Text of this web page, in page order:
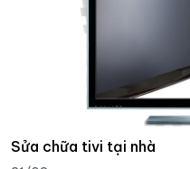
Sửa chữa tivi tại nhà